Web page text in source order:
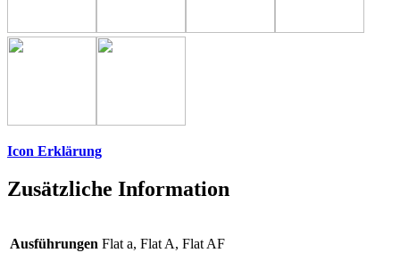
Icon Erklärung
Zusätzliche Information
Ausführungen Flat a, Flat A, Flat AF